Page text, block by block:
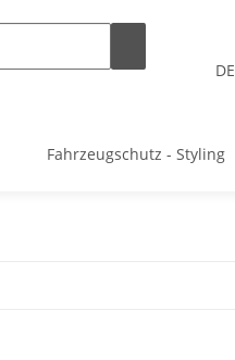
DE
Fahrzeugschutz - Styling